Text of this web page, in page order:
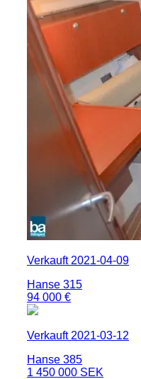
Verkauft 2021-04-09
Hanse 315
94 000 €
Verkauft 2021-03-12
Hanse 385
1 450 000 SEK